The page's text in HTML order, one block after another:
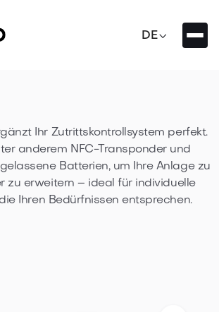
DE
Ihr Zutrittskontrollsystem perfekt.
anderem NFC-Transponder und
Batterien, um Ihre Anlage zu
zu erweitern – ideal für individuelle
Ihren Bedürfnissen entsprechen.